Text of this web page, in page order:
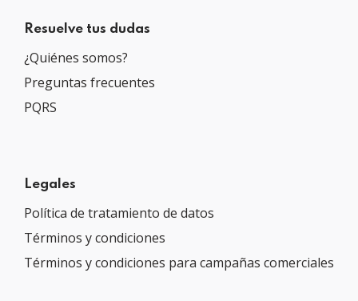
Resuelve tus dudas
¿Quiénes somos?
Preguntas frecuentes
PQRS
Legales
Política de tratamiento de datos
Términos y condiciones
Términos y condiciones para campañas comerciales